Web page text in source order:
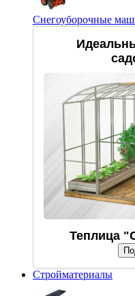
Снегоуборочные
Теплица
Стройматериалы